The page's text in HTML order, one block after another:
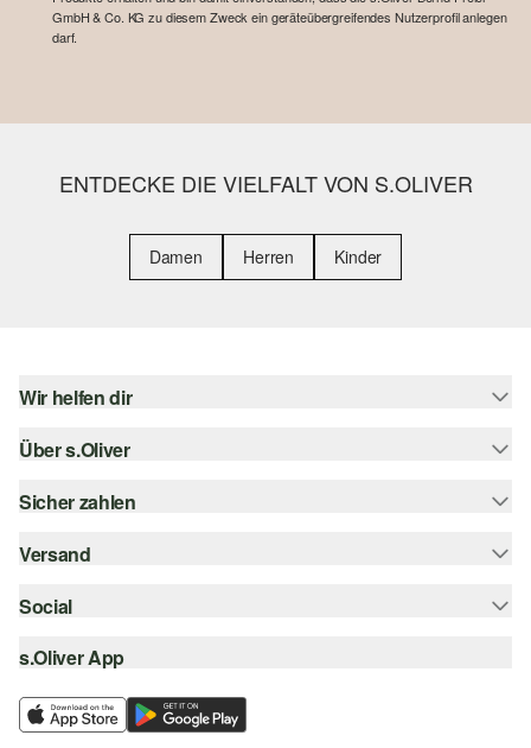
GmbH & Co. KG zu diesem Zweck ein geräteübergreifendes Nutzerprofil anlegen
darf.
ENTDECKE DIE VIELFALT VON S.OLIVER
Damen Herren Kinder
Wir helfen dir
Hilfe & FAQ
Größenberatung
Über s.Oliver
Newsletter
s.Oliver Card
Wunschliste
Nachhaltigkeit
Sicher zahlen
Rechnung
Kreditkarte
Klarna
Versand
Sendungsverfolgung
SwissPost
My Post 24
Social
instagram
facebook
s.Oliver App